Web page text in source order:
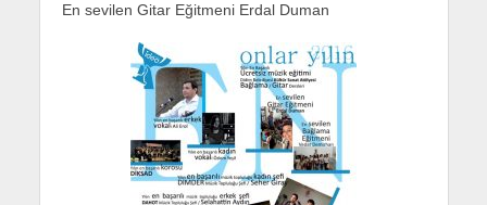
En sevilen Gitar Eğitmeni Erdal Duman